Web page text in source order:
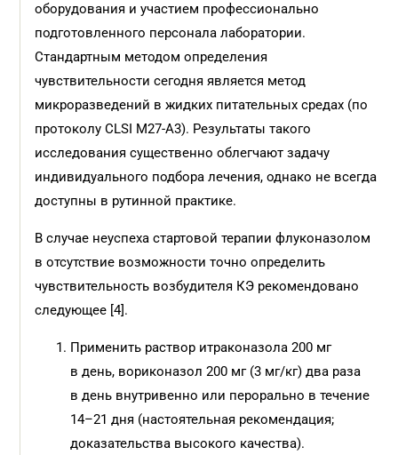
оборудования и участием профессионально
подготовленного персонала лаборатории.
Стандартным методом определения
чувствительности сегодня является метод
микроразведений в жидких питательных средах (по
протоколу CLSI M27-A3). Результаты такого
исследования существенно облегчают задачу
индивидуального подбора лечения, однако не всегда
доступны в рутинной практике.
В случае неуспеха стартовой терапии флуконазолом
в отсутствие возможности точно определить
чувствительность возбудителя КЭ рекомендовано
следующее [4].
Применить раствор итраконазола 200 мг
в день, вориконазол 200 мг (3 мг/кг) два раза
в день внутривенно или перорально в течение
14–21 дня (настоятельная рекомендация;
доказательства высокого качества).